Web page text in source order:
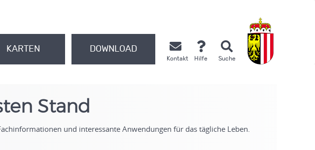
KARTEN DOWNLOAD
Kontakt Hilfe Suche
Stand
und interessante Anwendungen für das tägliche Leben.